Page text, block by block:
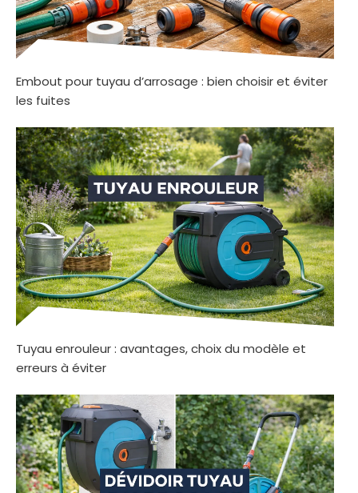
Embout pour tuyau d’arrosage : bien choisir et éviter
les fuites
Tuyau enrouleur : avantages, choix du modèle et
erreurs à éviter